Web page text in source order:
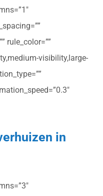
rule_color=””
visibility,large-
in